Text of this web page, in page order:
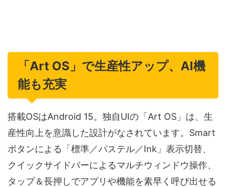
「Art OS」で生産性アップ、AI機
能も充実
搭載OSはAndroid 15。独自UIの「Art OS」は、生
産性向上を意識した設計がなされています。Smart
ボタンによる「標準／パステル／Ink」表示切替、
クイックサイドバーによるマルチウィンドウ操作、
タップ＆長押しでアプリや機能を素早く呼び出せる